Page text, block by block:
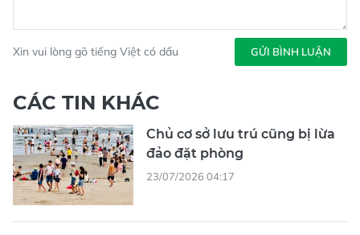
Xin vui lòng gõ tiếng Việt có dấu GỬI BÌNH LUẬN
CÁC TIN KHÁC
Chủ cơ sở lưu trú cũng bị lừa
đảo đặt phòng
23/07/2026 04:17